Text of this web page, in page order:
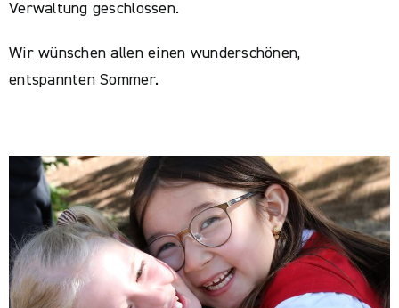
Verwaltung geschlossen.
Wir wünschen allen einen wunderschönen,
entspannten Sommer.